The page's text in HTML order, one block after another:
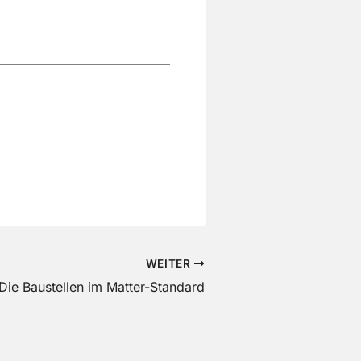
WEITER
Die Baustellen im Matter-Standard